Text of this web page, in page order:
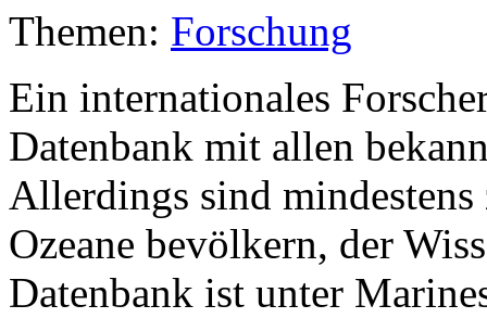
Themen: Forschung
Ein internationales
Datenbank mit allen
Allerdings sind
Ozeane bevölkern, der
Datenbank ist unter